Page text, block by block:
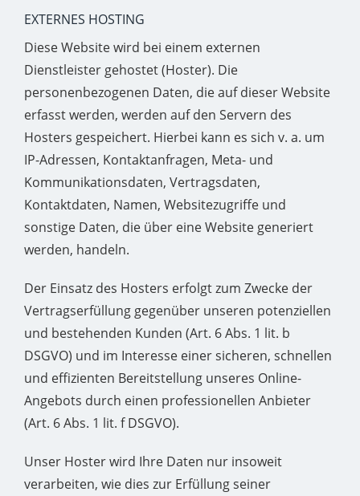
EXTERNES HOSTING
Diese Website wird bei einem externen
Dienstleister gehostet (Hoster). Die
personenbezogenen Daten, die auf dieser Website
erfasst werden, werden auf den Servern des
Hosters gespeichert. Hierbei kann es sich v. a. um
IP-Adressen, Kontaktanfragen, Meta- und
Kommunikationsdaten, Vertragsdaten,
Kontaktdaten, Namen, Websitezugriffe und
sonstige Daten, die über eine Website generiert
werden, handeln.
Der Einsatz des Hosters erfolgt zum Zwecke der
Vertragserfüllung gegenüber unseren potenziellen
und bestehenden Kunden (Art. 6 Abs. 1 lit. b
DSGVO) und im Interesse einer sicheren, schnellen
und effizienten Bereitstellung unseres Online-
Angebots durch einen professionellen Anbieter
(Art. 6 Abs. 1 lit. f DSGVO).
Unser Hoster wird Ihre Daten nur insoweit
verarbeiten, wie dies zur Erfüllung seiner